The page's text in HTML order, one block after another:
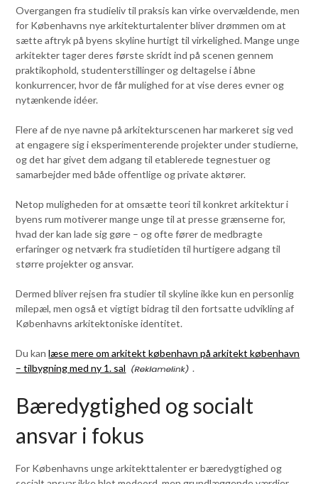
Overgangen fra studieliv til praksis kan virke overvældende, men
for Københavns nye arkitekturtalenter bliver drømmen om at
sætte aftryk på byens skyline hurtigt til virkelighed. Mange unge
arkitekter tager deres første skridt ind på scenen gennem
praktikophold, studenterstillinger og deltagelse i åbne
konkurrencer, hvor de får mulighed for at vise deres evner og
nytænkende idéer.
Flere af de nye navne på arkitekturscenen har markeret sig ved
at engagere sig i eksperimenterende projekter under studierne,
og det har givet dem adgang til etablerede tegnestuer og
samarbejder med både offentlige og private aktører.
Netop muligheden for at omsætte teori til konkret arkitektur i
byens rum motiverer mange unge til at presse grænserne for,
hvad der kan lade sig gøre – og ofte fører de medbragte
erfaringer og netværk fra studietiden til hurtigere adgang til
større projekter og ansvar.
Dermed bliver rejsen fra studier til skyline ikke kun en personlig
milepæl, men også et vigtigt bidrag til den fortsatte udvikling af
Københavns arkitektoniske identitet.
Du kanlæse mere om arkitekt københavn på arkitekt københavn
– tilbygning med ny 1. sal
.
Bæredygtighed og socialt
ansvar i fokus
For Københavns unge arkitekttalenter er bæredygtighed og